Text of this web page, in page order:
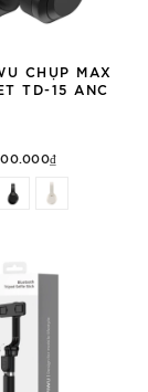
CHỤP MAX
TD-15 ANC